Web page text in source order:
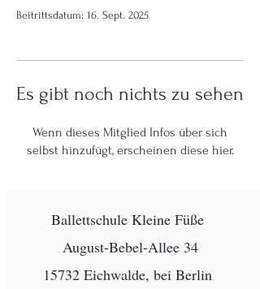
Beitrittsdatum: 16. Sept. 2025
Es gibt noch nichts zu sehen
Wenn dieses Mitglied Infos über sich
selbst hinzufügt, erscheinen diese hier.
Ballettschule Kleine Füße
August-Bebel-Allee 34
15732 Eichwalde, bei Berlin